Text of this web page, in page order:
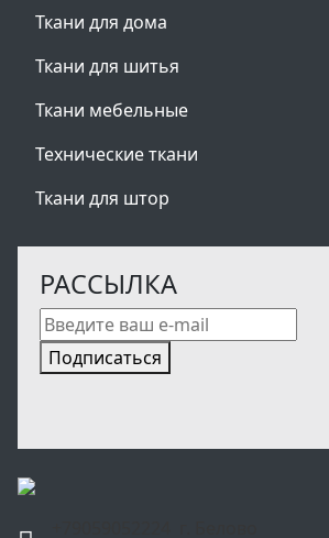
Ткани для дома
Ткани для шитья
Ткани мебельные
Технические ткани
Ткани для штор
РАССЫЛКА
Подписаться